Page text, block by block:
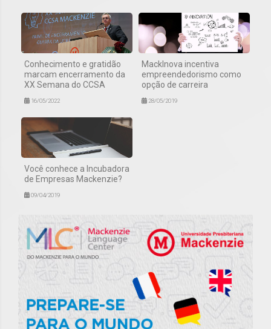
Conhecimento e gratidão
marcam encerramento da
XX Semana do CCSA
16/05/2022
MackInova incentiva
empreendedorismo como
opção de carreira
28/05/2019
Você conhece a Incubadora
de Empresas Mackenzie?
09/04/2019